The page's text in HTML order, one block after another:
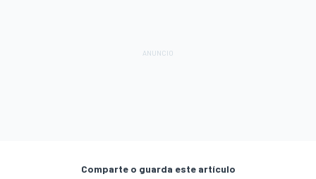
Comparte o guarda este artículo